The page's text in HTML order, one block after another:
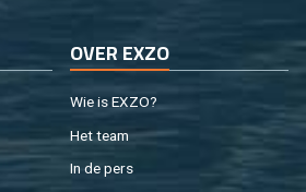
OVER EXZO
Wie is EXZO?
Het team
In de pers